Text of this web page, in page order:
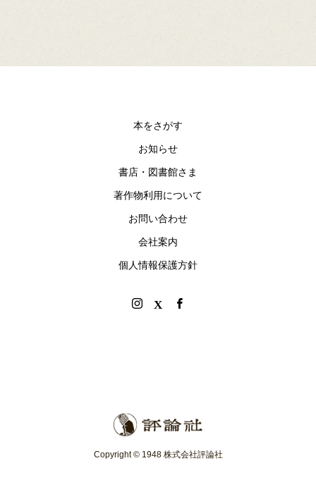
本をさがす
お知らせ
書店・図書館さま
著作物利用について
お問い合わせ
会社案内
個人情報保護方針
Copyright © 1948 株式会社評論社